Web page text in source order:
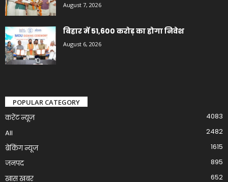
August 7, 2026
बिहार में 51,600 करोड़ का होगा निवेश
August 6, 2026
POPULAR CATEGORY
करेंट न्यूज़
4083
All
2482
ब्रेकिंग न्यूज
1615
जनपद
895
खास खबर
652